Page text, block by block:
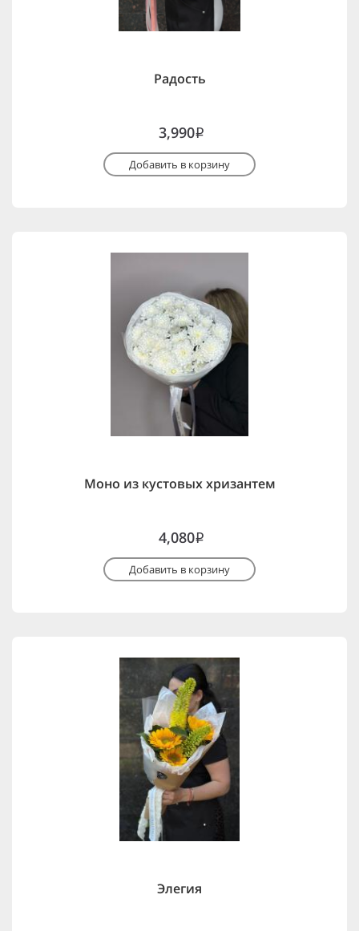
Радость
3,990i
Добавить в корзину
Моно из кустовых хризантем
4,080i
Добавить в корзину
Элегия